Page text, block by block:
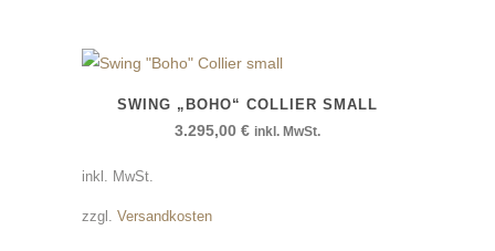
SWING „BOHO“ COLLIER SMALL
3.295,00 € inkl. MwSt.
inkl. MwSt.
zzgl. Versandkosten